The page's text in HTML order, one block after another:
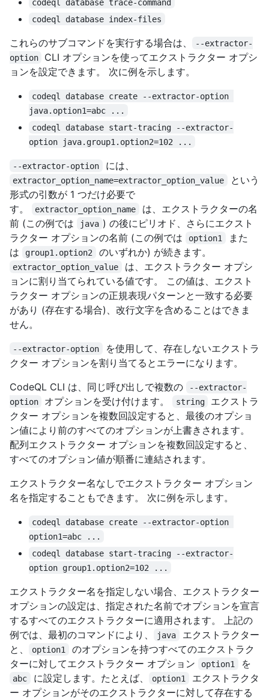
codeql database trace-command
codeql database index-files
これらのサブコマンドを実行する場合は、
--extractor-
option
CLI オプションを使ってエクストラクター オプシ
ョンを設定できます。 次に例を示します。
codeql database create --extractor-option
java.option1=abc ...
codeql database start-tracing --extractor-
option java.group1.option2=102 ...
--extractor-option には、
extractor_option_name=extractor_option_value
という
形式の引数が 1 つだけ必要で
す。
extractor_option_name
は、エクストラクターの名
前 (この例では
java ) の後にピリオド、さらにエクスト
ラクター オプションの名前 (この例では
option1
また
は
group1.option2 のいずれか) が続きます。
extractor_option_value
は、エクストラクター オプシ
ョンに割り当てられている値です。 この値は、エクスト
ラクター オプションの正規表現パターンと一致する必要
があり (存在する場合)、改行文字を含めることはできま
せん。
--extractor-option
を使用して、存在しないエクストラ
クター オプションを割り当てるとエラーになります。
CodeQL CLI は、同じ呼び出しで複数の
--extractor-
option
オプションを受け付けます。 string
エクストラ
クター オプションを複数回設定すると、最後のオプショ
ン値により前のすべてのオプションが上書きされます。
配列エクストラクター オプションを複数回設定すると、
すべてのオプション値が順番に連結されます。
エクストラクター名なしでエクストラクター オプション
名を指定することもできます。 次に例を示します。
codeql database create --extractor-option
option1=abc ...
codeql database start-tracing --extractor-
option group1.option2=102 ...
エクストラクター名を指定しない場合、エクストラクター
オプションの設定は、指定された名前でオプションを宣言
するすべてのエクストラクターに適用されます。 上記の
例では、最初のコマンドにより、
java
エクストラクター
と、
option1
のオプションを持つすべてのエクストラク
ターに対してエクストラクター オプション
option1 を
abc に設定します。たとえば、 option1
エクストラクタ
ー オプションがそのエクストラクターに対して存在する